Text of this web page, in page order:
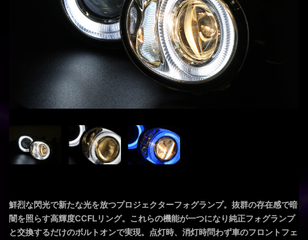
鮮烈な閃光で新たな光を放つプロジェクターフォグランプ。抜群の存在感で暗
闇を照らす高輝度CCFLリング。これらの機能が一つになり純正フォグランプ
と交換するだけのボルトオンで実現。点灯時、消灯時問わず車のフロントフェ